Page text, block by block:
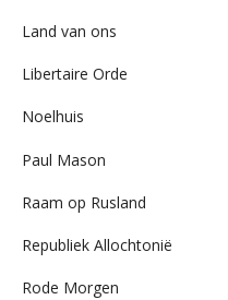
Land van ons
Libertaire Orde
Noelhuis
Paul Mason
Raam op Rusland
Republiek Allochtonië
Rode Morgen